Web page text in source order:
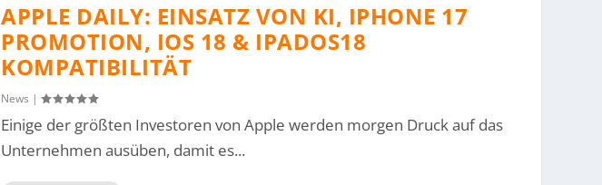
APPLE DAILY: EINSATZ VON KI, IPHONE 17
PROMOTION, IOS 18 & IPADOS18
KOMPATIBILITÄT
News |
Einige der größten Investoren von Apple werden morgen Druck auf das
Unternehmen ausüben, damit es...